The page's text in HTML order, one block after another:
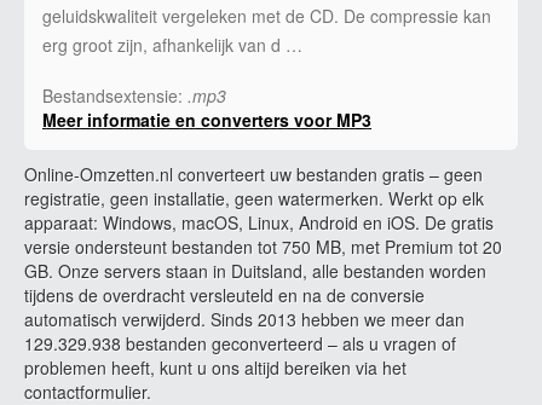
geluidskwaliteit vergeleken met de CD. De compressie kan
erg groot zijn, afhankelijk van d …
Bestandsextensie: .mp3
Meer informatie en converters voor MP3
Online-Omzetten.nl converteert uw bestanden gratis – geen
registratie, geen installatie, geen watermerken. Werkt op elk
apparaat: Windows, macOS, Linux, Android en iOS. De gratis
versie ondersteunt bestanden tot 750 MB, met Premium tot 20
GB. Onze servers staan in Duitsland, alle bestanden worden
tijdens de overdracht versleuteld en na de conversie
automatisch verwijderd. Sinds 2013 hebben we meer dan
129.329.938 bestanden geconverteerd – als u vragen of
problemen heeft, kunt u ons altijd bereiken via het
contactformulier.